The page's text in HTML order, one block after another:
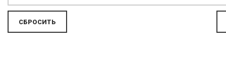
ТЕМНО-КОРИЧНЕВЫЙ
ФИОЛЕОВЫЙ